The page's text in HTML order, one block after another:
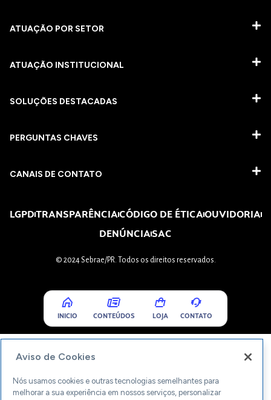
ATUAÇÃO POR SETOR
ATUAÇÃO INSTITUCIONAL
SOLUÇÕES DESTACADAS
PERGUNTAS CHAVES​
CANAIS DE CONTATO
LGPDTRANSPARÊNCIACÓDIGO DE ÉTICAOUVIDORIA
DENÚNCIASAC
© 2024 Sebrae/PR. Todos os direitos reservados.
INICIO CONTEÚDOS LOJA CONTATO
Aviso de Cookies
Nós usamos cookies e outras tecnologias semelhantes para
melhorar a sua experiência em nossos serviços, personalizar